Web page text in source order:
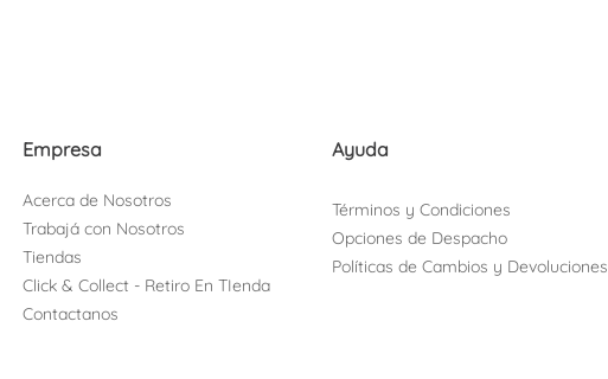
Empresa
Acerca de Nosotros
Trabajá con Nosotros
Tiendas
Click & Collect - Retiro En TIenda
Contactanos
Ayuda
Términos y Condiciones
Opciones de Despacho
Políticas de Cambios y Devoluciones